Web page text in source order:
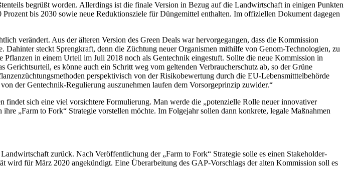
begrüßt worden. Allerdings ist die finale Version in Bezug auf die Landwirtschaft in einigen Punkten
bis 2030 sowie neue Reduktionsziele für Düngemittel enthalten. Im offiziellen Dokument dagegen
verändert. Aus der älteren Version des Green Deals war hervorgegangen, dass die Kommission
steckt Sprengkraft, denn die Züchtung neuer Organismen mithilfe von Genom-Technologien, zu
in einem Urteil im Juli 2018 noch als Gentechnik eingestuft. Sollte die neue Kommission in
es könne auch ein Schritt weg vom geltenden Verbraucherschutz ab, so der Grüne
perspektivisch von der Risikobewertung durch die EU-Lebensmitttelbehörde
der Gentechnik-Regulierung auszunehmen laufen dem Vorsorgeprinzip zuwider.“
findet sich eine viel vorsichtere Formulierung. Man werde die „potenzielle Rolle neuer innovativer
„Farm to Fork“ Strategie vorstellen möchte. Im Folgejahr sollen dann konkrete, legale Maßnahmen
zurück. Nach Veröffentlichung der „Farm to Fork“ Strategie solle es einen Stakeholder-
für März 2020 angekündigt. Eine Überarbeitung des GAP-Vorschlags der alten Kommission soll es